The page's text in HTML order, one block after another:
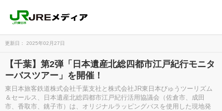
更新日： 2025年02月27日
【千葉】第2弾「日本遺産北総四都市江戸紀行モニタ
ーバスツアー」を開催！
東日本旅客鉄道株式会社千葉支社と株式会社JR東日本びゅうツーリズム
＆セールス、日本遺産北総四都市江戸紀行活用協議会（佐倉市、成田
市、香取市、銚子市）は、オリジナルラッピングバスを使用した現地発